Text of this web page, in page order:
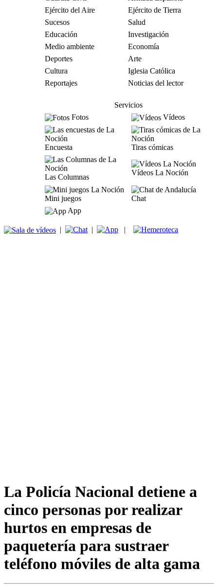
Ejército del Aire
Ejército de Tierra
Sucesos
Salud
Educación
Investigación
Medio ambiente
Economía
Deportes
Arte
Cultura
Iglesia Católica
Reportajes
Noticias del lector
Servicios
Fotos
Vídeos
Encuesta Tiras cómicas
Las Columnas
Vídeos La Noción
Mini juegos
Chat
App
| | |
La Policía Nacional detiene a
cinco personas por realizar
hurtos en empresas de
paquetería para sustraer
teléfono móviles de alta gama